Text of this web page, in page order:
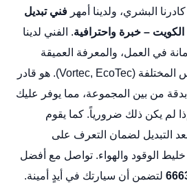
البشري، ولدينا أمهر فني تبديل
. الفني لدينا
في العمل، والمعرفة العميقة
بمواصفات محركات جمس المختلفة (Vortec, EcoTec). هو قادر
بدقة من بين المجموعة، مما يوفر عليك
لم يكن ذلك ضرورياً. كما يقوم
التبديل لضمان التعرف على
الوقود والهواء. تواصل مع أفضل
لتضمن أن سيارتك في أيدٍ أمينة.